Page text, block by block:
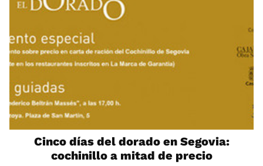
Cinco días del dorado en Segovia:
cochinillo a mitad de precio